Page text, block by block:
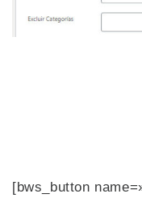
[bws_button